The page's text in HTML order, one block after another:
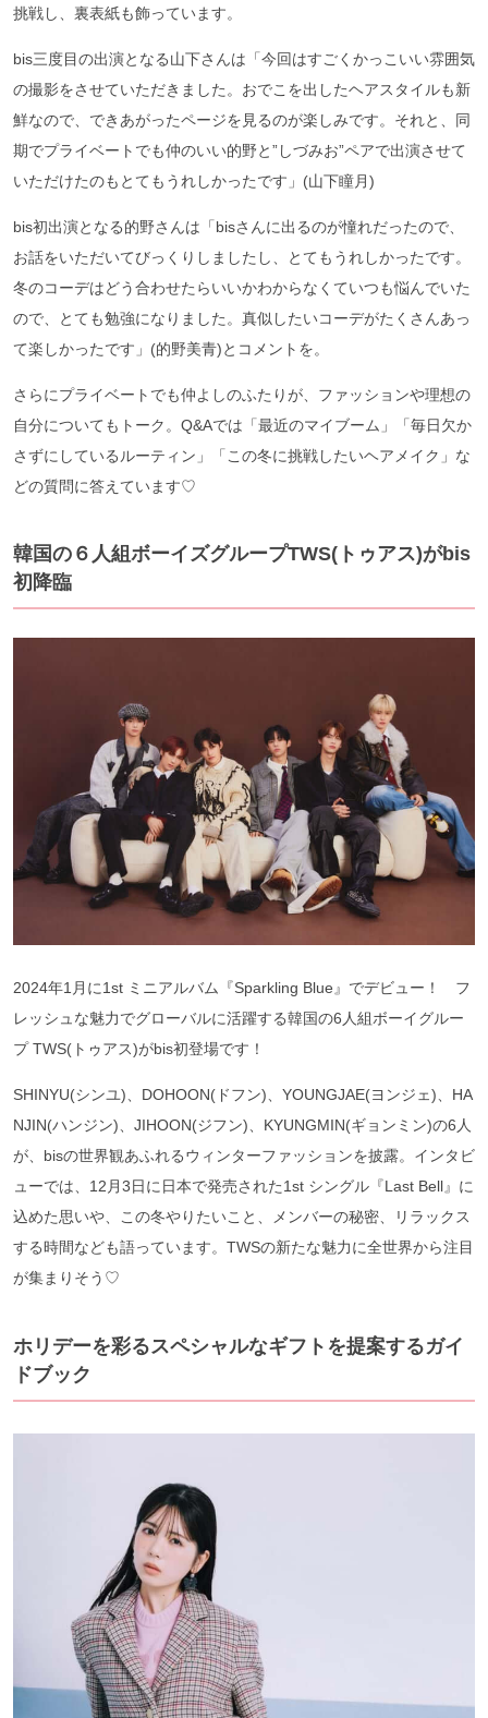
挑戦し、裏表紙も飾っています。
bis三度目の出演となる山下さんは「今回はすごくかっこいい雰囲気
の撮影をさせていただきました。おでこを出したヘアスタイルも新
鮮なので、できあがったページを見るのが楽しみです。それと、同
期でプライベートでも仲のいい的野と”しづみお”ペアで出演させて
いただけたのもとてもうれしかったです」(山下瞳月)
bis初出演となる的野さんは「bisさんに出るのが憧れだったので、
お話をいただいてびっくりしましたし、とてもうれしかったです。
冬のコーデはどう合わせたらいいかわからなくていつも悩んでいた
ので、とても勉強になりました。真似したいコーデがたくさんあっ
て楽しかったです」(的野美青)とコメントを。
さらにプライベートでも仲よしのふたりが、ファッションや理想の
自分についてもトーク。Q&Aでは「最近のマイブーム」「毎日欠か
さずにしているルーティン」「この冬に挑戦したいヘアメイク」な
どの質問に答えています♡
韓国の６人組ボーイズグループTWS(トゥアス)がbis
初降臨
2024年1月に1st ミニアルバム『Sparkling Blue』でデビュー！ フ
レッシュな魅力でグローバルに活躍する韓国の6人組ボーイグルー
プ TWS(トゥアス)がbis初登場です！
SHINYU(シンユ)、DOHOON(ドフン)、YOUNGJAE(ヨンジェ)、HA
NJIN(ハンジン)、JIHOON(ジフン)、KYUNGMIN(ギョンミン)の6人
が、bisの世界観あふれるウィンターファッションを披露。インタビ
ューでは、12月3日に日本で発売された1st シングル『Last Bell』に
込めた思いや、この冬やりたいこと、メンバーの秘密、リラックス
する時間なども語っています。TWSの新たな魅力に全世界から注目
が集まりそう♡
ホリデーを彩るスペシャルなギフトを提案するガイ
ドブック